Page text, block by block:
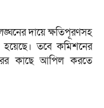
দায়ে ক্ষতিপূরণসহ
হয়েছে। তবে কমিশনের
কাছে আপিল করতে